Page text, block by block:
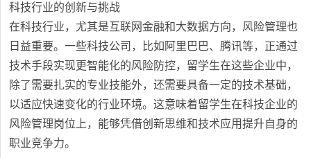
科技行业的创新与挑战
在科技行业，尤其是互联网金融和大数据方向，风险管理也
日益重要。一些科技公司，比如阿里巴巴、腾讯等，正通过
技术手段实现更智能化的风险防控，留学生在这些企业中，
除了需要扎实的专业技能外，还需要具备一定的技术基础，
以适应快速变化的行业环境。这意味着留学生在科技企业的
风险管理岗位上，能够凭借创新思维和技术应用提升自身的
职业竞争力。